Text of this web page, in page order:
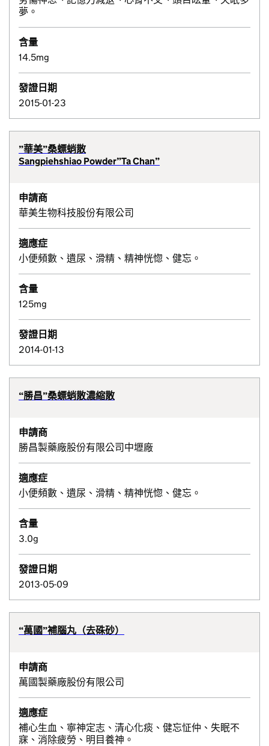
夢。
含量
14.5mg
發證日期
2015-01-23
”華美”桑螵蛸散
Sangpiehshiao Powder”Ta Chan”
申請商
華美生物科技股份有限公司
適應症
小便頻數、遺尿、滑精、精神恍惚、健忘。
含量
125mg
發證日期
2014-01-13
“勝昌”桑螵蛸散濃縮散
申請商
勝昌製藥廠股份有限公司中壢廠
適應症
小便頻數、遺尿、滑精、精神恍惚、健忘。
含量
3.0g
發證日期
2013-05-09
“萬國”補腦丸（去硃砂）
申請商
萬國製藥廠股份有限公司
適應症
補心生血、寧神定志、清心化痰、健忘怔仲、失眠不
寐、消除疲勞、明目養神。